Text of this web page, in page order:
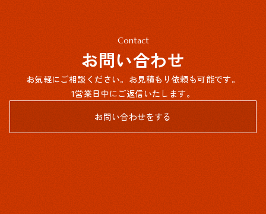
Contact
お問い合わせ
お気軽にご相談ください。お見積もり依頼も可能です。
1営業日中にご返信いたします。
お問い合わせをする